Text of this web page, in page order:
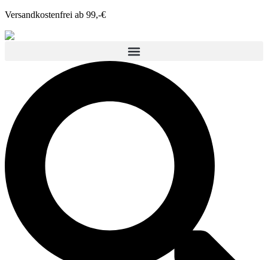
Versandkostenfrei ab 99,-€